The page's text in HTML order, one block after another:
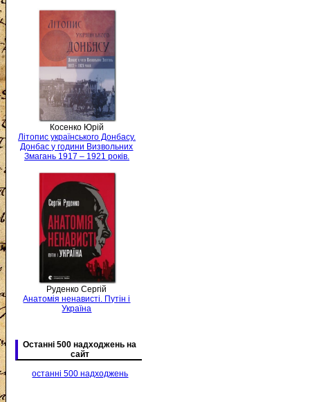
Косенко Юрій
Літопис українського Донбасу.
Донбас у години Визвольних
Змагань 1917 – 1921 років.
Руденко Сергій
Анатомія ненависті. Путін і
Україна
Останні 500 надходжень на
сайт
останні 500 надходжень